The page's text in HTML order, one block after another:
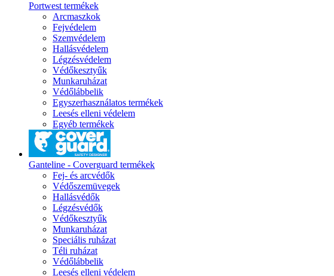
Portwest termékek
Arcmaszkok
Fejvédelem
Szemvédelem
Hallásvédelem
Légzésvédelem
Védőkesztyűk
Munkaruházat
Védőlábbelik
Egyszerhasználatos termékek
Leesés elleni védelem
Egyéb termékek
Ganteline - Coverguard termékek
Fej- és arcvédők
Védőszemüvegek
Hallásvédők
Légzésvédők
Védőkesztyűk
Munkaruházat
Speciális ruházat
Téli ruházat
Védőlábbelik
Leesés elleni védelem